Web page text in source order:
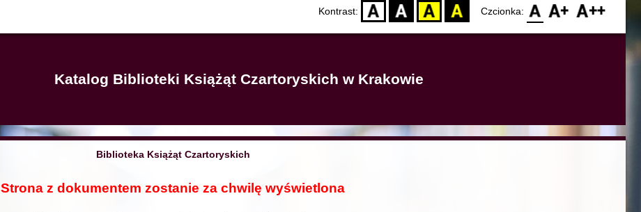
Kontrast: D BW YB BY Czcionka: F0 F1 F2
Katalog Biblioteki Książąt Czartoryskich w Krakowie
Biblioteka Książąt Czartoryskich
Strona z dokumentem zostanie za chwilę wyświetlona